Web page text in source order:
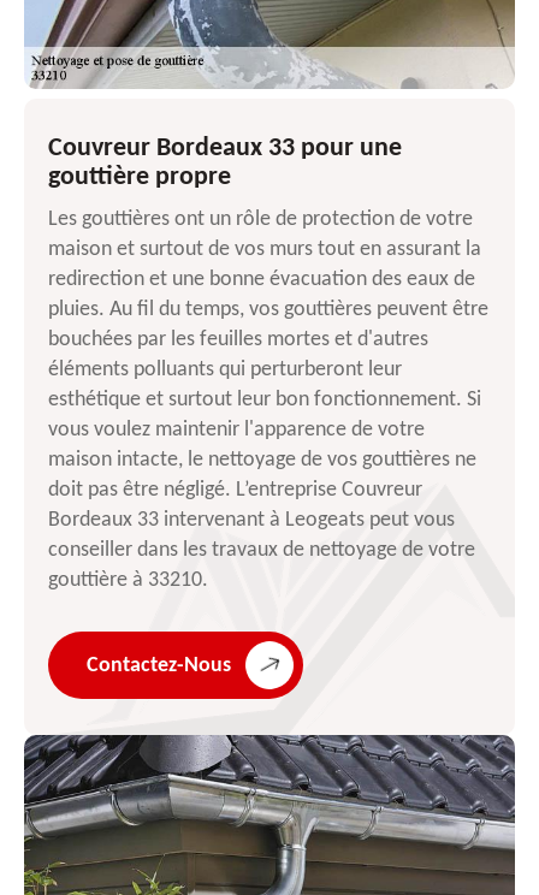
Couvreur Bordeaux 33 pour une
gouttière propre
Les gouttières ont un rôle de protection de votre
maison et surtout de vos murs tout en assurant la
redirection et une bonne évacuation des eaux de
pluies. Au fil du temps, vos gouttières peuvent être
bouchées par les feuilles mortes et d'autres
éléments polluants qui perturberont leur
esthétique et surtout leur bon fonctionnement. Si
vous voulez maintenir l'apparence de votre
maison intacte, le nettoyage de vos gouttières ne
doit pas être négligé. L’entreprise Couvreur
Bordeaux 33 intervenant à Leogeats peut vous
conseiller dans les travaux de nettoyage de votre
gouttière à 33210.
Contactez-Nous